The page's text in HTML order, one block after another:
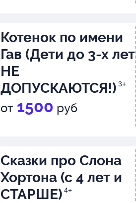
Котенок по имени
Гав (Дети до 3-х лет
НЕ
ДОПУСКАЮТСЯ!) 3+
от 1500 руб
Сказки про Слона
Хортона (с 4 лет и
СТАРШЕ) 4+